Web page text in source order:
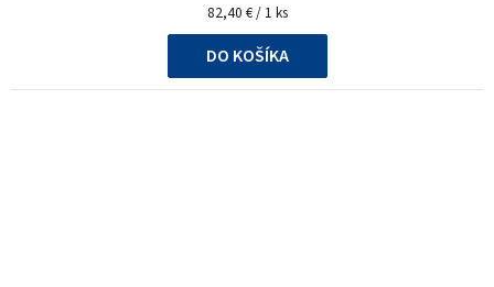
Jednotková
cena:
82,40 € / 1 ks
DO KOŠÍKA